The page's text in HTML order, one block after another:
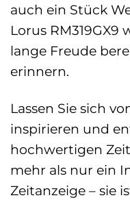
auch ein Stück
Lorus
lange Freude
erinnern.
Lassen Sie sich
inspirieren und
hochwertigen
mehr als nur ein
Zeitanzeige – sie